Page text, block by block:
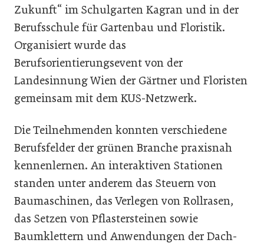
Zukunft“ im Schulgarten Kagran und in der
Berufsschule für Gartenbau und Floristik.
Organisiert wurde das
Berufsorientierungsevent von der
Landesinnung Wien der Gärtner und Floristen
gemeinsam mit dem KUS-Netzwerk.
Die Teilnehmenden konnten verschiedene
Berufsfelder der grünen Branche praxisnah
kennenlernen. An interaktiven Stationen
standen unter anderem das Steuern von
Baumaschinen, das Verlegen von Rollrasen,
das Setzen von Pflastersteinen sowie
Baumklettern und Anwendungen der Dach-